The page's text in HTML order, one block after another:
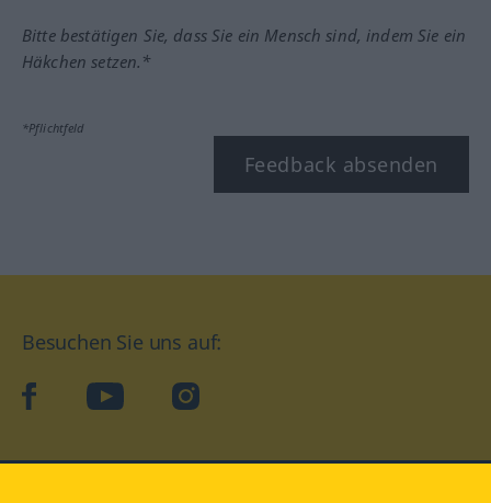
Bitte bestätigen Sie, dass Sie ein Mensch sind, indem Sie ein
Häkchen setzen.*
*Pflichtfeld
Feedback absenden
Besuchen Sie uns auf:
facebookYouTube Instagram